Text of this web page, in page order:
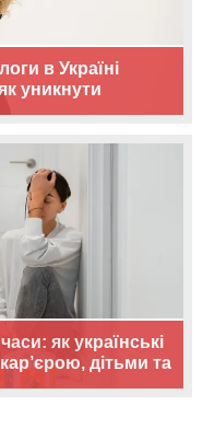
в Україні
уникнути
як українські
дітьми та